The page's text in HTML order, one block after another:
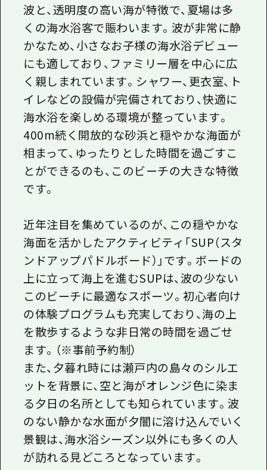
波と、透明度の高い海が特徴で、夏場は多
くの海水浴客で賑わいます。波が非常に静
かなため、小さなお子様の海水浴デビュー
にも適しており、ファミリー層を中心に広
く親しまれています。シャワー、更衣室、ト
イレなどの設備が完備されており、快適に
海水浴を楽しめる環境が整っています。
400m続く開放的な砂浜と穏やかな海面が
相まって、ゆったりとした時間を過ごすこ
とができるのも、このビーチの大きな特徴
です。
近年注目を集めているのが、この穏やかな
海面を活かしたアクティビティ「SUP（スタ
ンドアップパドルボード）」です。ボードの
上に立って海上を進むSUPは、波の少ない
このビーチに最適なスポーツ。初心者向け
の体験プログラムも充実しており、海の上
を散歩するような非日常の時間を過ごせ
ます。（※事前予約制）
また、夕暮れ時には瀬戸内の島々のシルエ
ットを背景に、空と海がオレンジ色に染ま
る夕日の名所としても知られています。波
のない静かな水面が夕闇に溶け込んでいく
景観は、海水浴シーズン以外にも多くの人
が訪れる見どころとなっています。